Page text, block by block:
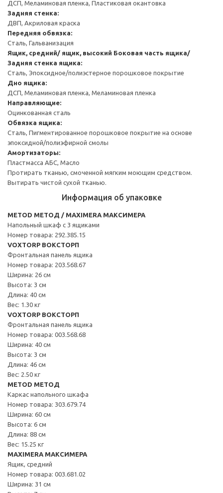
ДСП, Меламиновая пленка, Пластиковая окантовка
Задняя стенка:
ДВП, Акриловая краска
Передняя обвязка:
Сталь, Гальванизация
Ящик, средний/ ящик, высокий Боковая часть ящика/
Задняя стенка ящика:
Сталь, Эпоксидное/полиэстерное порошковое покрытие
Дно ящика:
ДСП, Меламиновая пленка, Меламиновая пленка
Направляющие:
Оцинкованная сталь
Обвязка ящика:
Сталь, Пигментированное порошковое покрытие на основе
эпоксидной/полиэфирной смолы
Амортизаторы:
Пластмасса АБС, Масло
Протирать тканью, смоченной мягким моющим средством.
Вытирать чистой сухой тканью.
Информация об упаковке
METOD МЕТОД / MAXIMERA МАКСИМЕРА
Напольный шкаф с 3 ящиками
Номер товара: 292.385.15
VOXTORP ВОКСТОРП
Фронтальная панель ящика
Номер товара: 203.568.67
Ширина: 26 см
Высота: 3 см
Длина: 40 см
Вес: 1.30 кг
VOXTORP ВОКСТОРП
Фронтальная панель ящика
Номер товара: 003.568.68
Ширина: 40 см
Высота: 3 см
Длина: 46 см
Вес: 2.50 кг
METOD МЕТОД
Каркас напольного шкафа
Номер товара: 303.679.74
Ширина: 60 см
Высота: 6 см
Длина: 88 см
Вес: 15.25 кг
MAXIMERA МАКСИМЕРА
Ящик, средний
Номер товара: 003.681.02
Ширина: 31 см